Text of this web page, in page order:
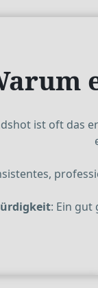
ist oft das
: Ein gut